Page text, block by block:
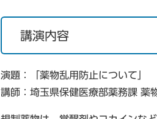
講演内容
演題︰「薬物乱用防止について」
講師︰埼玉県保健医療部薬務課 薬